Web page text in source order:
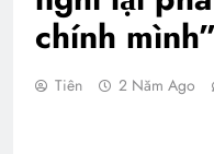
chính mình”
Tiên 2 Năm Ago